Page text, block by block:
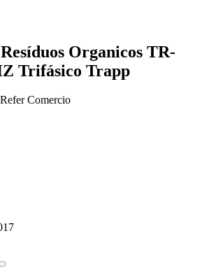
Organicos TR-
Trifásico Trapp
Refer Comercio